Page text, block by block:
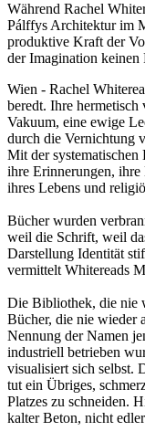
Während Rachel
Pálffys Architektur im
produktive Kraft der
der Imagination keinen
Wien - Rachel
beredt. Ihre
Vakuum, eine ewige
durch die Vernichtung
Mit der
ihre Erinnerungen,
ihres Lebens und
Bücher wurden
weil die Schrift, weil
Darstellung Identität
vermittelt Whitereads
Die Bibliothek, die nie
Bücher, die nie wieder
Nennung der Namen
industriell betrieben
visualisiert sich selbst.
tut ein Übriges,
Platzes zu schneiden.
kalter Beton, nicht